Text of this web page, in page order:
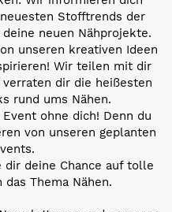
Stofftrends der
neuen Nähprojekte.
unseren kreativen Ideen
Wir teilen mit dir
verraten dir die heißesten
rund ums Nähen.
ohne dich! Denn du
von unseren geplanten
dir deine Chance auf tolle
das Thema Nähen.